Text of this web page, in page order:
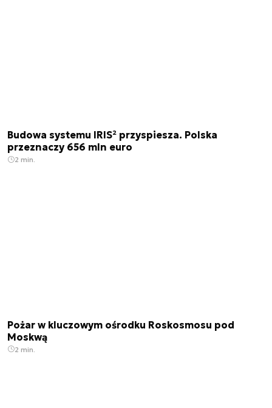
Budowa systemu IRIS² przyspiesza. Polska
przeznaczy 656 mln euro
2 min.
Pożar w kluczowym ośrodku Roskosmosu pod
Moskwą
2 min.